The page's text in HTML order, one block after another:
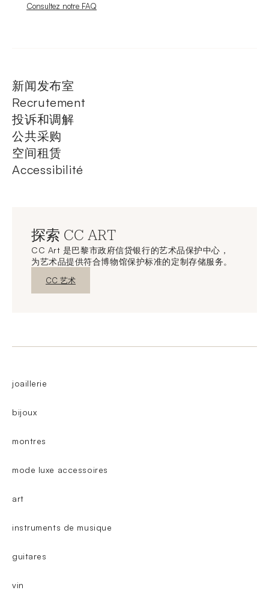
Nouvelle fenêtre
Consultez notre FAQ
新闻发布室
Recrutement
投诉和调解
公共采购
空间租赁
Accessibilité
探索 CC ART
CC Art 是巴黎市政府信贷银行的艺术品保护中心，
为艺术品提供符合博物馆保护标准的定制存储服务。
新窗口发现
CC 艺术
joaillerie
bijoux
montres
mode luxe accessoires
art
instruments de musique
guitares
vin